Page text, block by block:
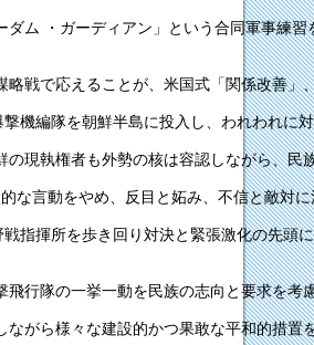
ム ・ガーディアン」という合同軍事練
戦で応えることが、米国式「関係改善」
編隊を朝鮮半島に投入し、われわれに
執権者も外勢の核は容認しながら、民
言動をやめ、反目と妬み、不信と敵対
揮所を歩き回り対決と緊張激化の先頭
行隊の一挙一動を民族の志向と要求を考
がら様々な建設的かつ果敢な平和的措置